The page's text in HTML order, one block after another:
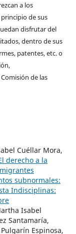
a los
de sus
disfrutar del
dentro de sus
patentes, etc. o
de las
Cuéllar Mora,
derecho a la
subnormales:
Indisciplinas:
Isabel
Santamaría,
Espinosa,